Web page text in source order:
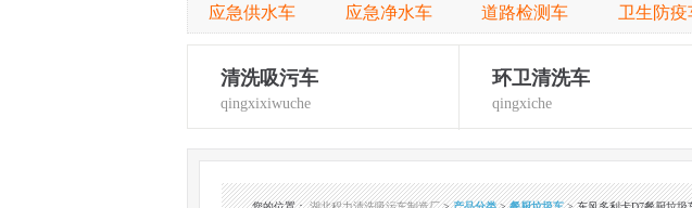
应急供水车 应急净水车 道路检测车 卫生防疫
清洗吸污车
qingxixiwuche
环卫清洗车
qingxiche